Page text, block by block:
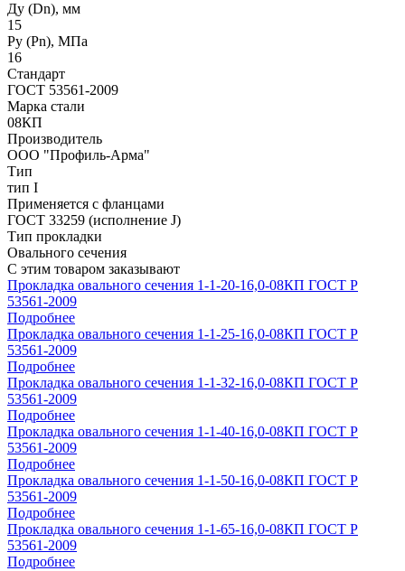
Ду (Dn), мм
15
Ру (Рn), МПа
16
Стандарт
ГОСТ 53561-2009
Марка стали
08КП
Производитель
ООО "Профиль-Арма"
Тип
тип I
Применяется с фланцами
ГОСТ 33259 (исполнение J)
Тип прокладки
Овального сечения
С этим товаром заказывают
Прокладка овального сечения 1-1-20-16,0-08КП ГОСТ Р
53561-2009
Подробнее
Прокладка овального сечения 1-1-25-16,0-08КП ГОСТ Р
53561-2009
Подробнее
Прокладка овального сечения 1-1-32-16,0-08КП ГОСТ Р
53561-2009
Подробнее
Прокладка овального сечения 1-1-40-16,0-08КП ГОСТ Р
53561-2009
Подробнее
Прокладка овального сечения 1-1-50-16,0-08КП ГОСТ Р
53561-2009
Подробнее
Прокладка овального сечения 1-1-65-16,0-08КП ГОСТ Р
53561-2009
Подробнее